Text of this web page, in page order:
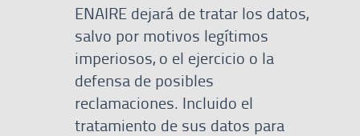
ENAIRE dejará de tratar los datos,
salvo por motivos legítimos
imperiosos, o el ejercicio o la
defensa de posibles
reclamaciones. Incluido el
tratamiento de sus datos para